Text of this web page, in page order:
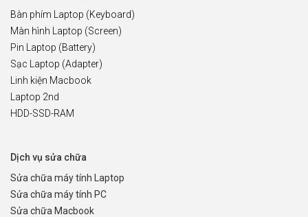
Bàn phím Laptop (Keyboard)
Màn hình Laptop (Screen)
Pin Laptop (Battery)
Sạc Laptop (Adapter)
Linh kiện Macbook
Laptop 2nd
HDD-SSD-RAM
Dịch vụ sửa chữa
Sửa chữa máy tính Laptop
Sửa chữa máy tính PC
Sửa chữa Macbook